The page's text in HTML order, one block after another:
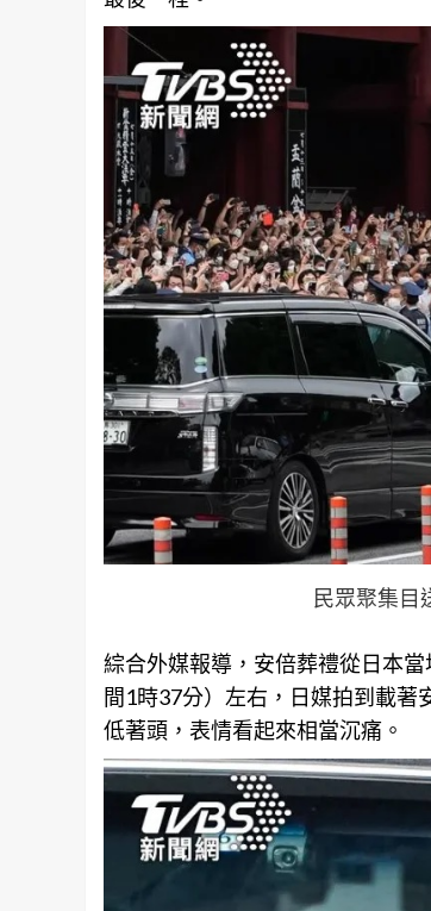
民眾聚集目
綜合外媒報導，安倍葬禮從日本
間1時37分）左右，日媒拍到載
低著頭，表情看起來相當沉痛。